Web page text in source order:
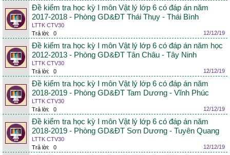
Đề kiểm tra học kỳ I môn Vật lý lớp 6 có đáp án năm
2017-2018 - Phòng GD&ĐT Thái Thụy - Thái Bình
LTTK CTV30
Trả lời:
0 12/12/19
Đề kiểm tra học kỳ I môn Vật lý lớp 6 có đáp án năm học
2012-2013 - Phòng GD&ĐT Tân Châu - Tây Ninh
LTTK CTV30
Trả lời:
0 12/12/19
Đề kiểm tra học kỳ I môn Vật lý lớp 6 có đáp án năm
2018-2019 - Phòng GD&ĐT Tam Dương - Vĩnh Phúc
LTTK CTV30
Trả lời:
0 12/12/19
Đề kiểm tra học kỳ I môn Vật lý lớp 6 có đáp án năm
2018-2019 - Phòng GD&ĐT Sơn Dương - Tuyên Quang
LTTK CTV30
Trả lời:
0 12/12/19